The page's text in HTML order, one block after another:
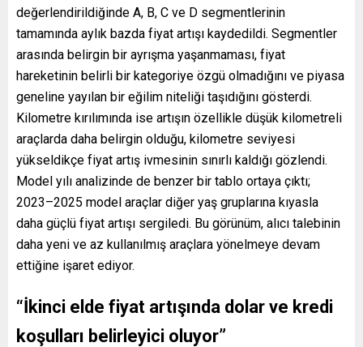
değerlendirildiğinde A, B, C ve D segmentlerinin
tamamında aylık bazda fiyat artışı kaydedildi. Segmentler
arasında belirgin bir ayrışma yaşanmaması, fiyat
hareketinin belirli bir kategoriye özgü olmadığını ve piyasa
geneline yayılan bir eğilim niteliği taşıdığını gösterdi.
Kilometre kırılımında ise artışın özellikle düşük kilometreli
araçlarda daha belirgin olduğu, kilometre seviyesi
yükseldikçe fiyat artış ivmesinin sınırlı kaldığı gözlendi.
Model yılı analizinde de benzer bir tablo ortaya çıktı;
2023–2025 model araçlar diğer yaş gruplarına kıyasla
daha güçlü fiyat artışı sergiledi. Bu görünüm, alıcı talebinin
daha yeni ve az kullanılmış araçlara yönelmeye devam
ettiğine işaret ediyor.
“İkinci elde fiyat artışında dolar ve kredi
koşulları belirleyici oluyor”